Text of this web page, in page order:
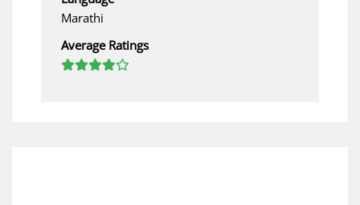
Marathi
Average Ratings